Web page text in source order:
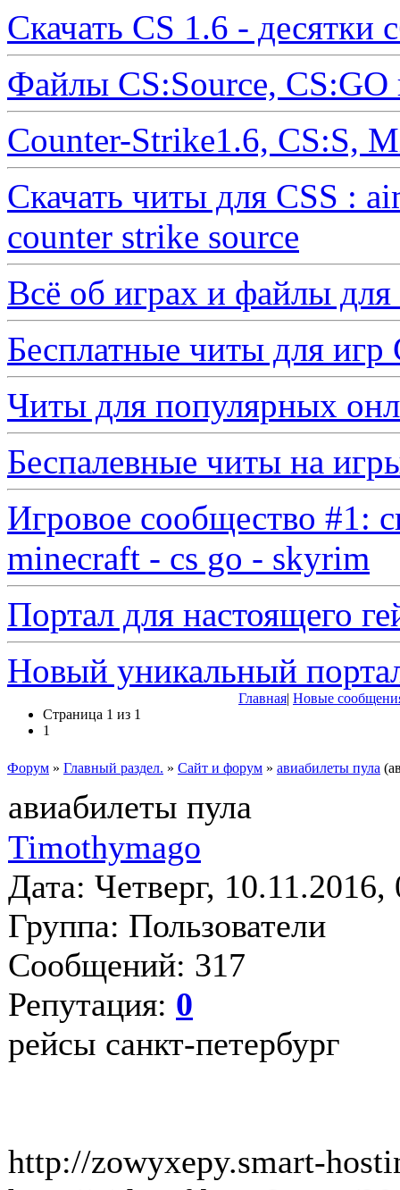
Скачать CS 1.6 - десятки
Файлы CS:Source, CS:GO
Counter-Strike1.6, CS:S,
Скачать читы для CSS :
counter strike source
Всё об играх и файлы для
Бесплатные читы для
Читы для популярных
Беспалевные читы на
Игровое сообщество #1:
minecraft - cs go - skyrim
Портал для настоящего
Новый уникальный
Главная| Новые
Страница 1 из 1
1
Форум » Главный раздел. » Сайт и форум » авиабилеты пула
авиабилеты пула
Timothymago
Дата: Четверг,
Группа: Пользователи
Сообщений: 317
Репутация: 0
рейсы санкт-петербург
http://zowyxepy.smart-